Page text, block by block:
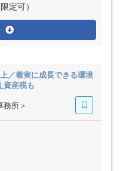
定可）
／着実に成長できる環境
資産税も
務所＞